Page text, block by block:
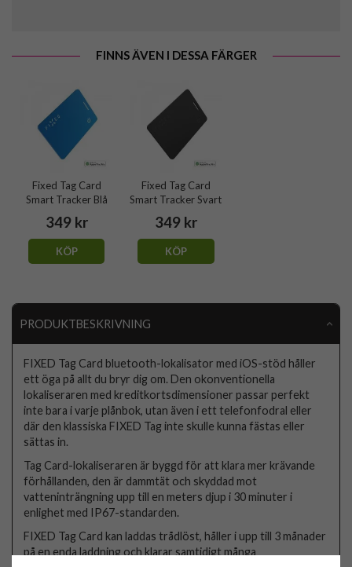
FINNS ÄVEN I DESSA FÄRGER
Fixed Tag Card
Smart Tracker Blå
349 kr
KÖP
Fixed Tag Card
Smart Tracker Svart
349 kr
KÖP
PRODUKTBESKRIVNING
FIXED Tag Card bluetooth-lokalisator med iOS-stöd håller
ett öga på allt du bryr dig om. Den okonventionella
lokaliseraren med kreditkortsdimensioner passar perfekt
inte bara i varje plånbok, utan även i ett telefonfodral eller
där den klassiska FIXED Tag inte skulle kunna fästas eller
sättas in.
Tag Card-lokaliseraren är byggd för att klara mer krävande
förhållanden, den är dammtät och skyddad mot
vatteninträngning upp till en meters djup i 30 minuter i
enlighet med IP67-standarden.
FIXED Tag Card kan laddas trådlöst, håller i upp till 3 månader
på en enda laddning och klarar samtidigt många